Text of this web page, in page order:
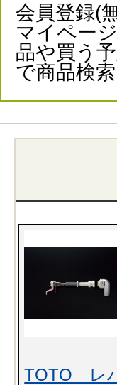
会員登録(
マイペー
品や買う
で商品検
TOTO レ